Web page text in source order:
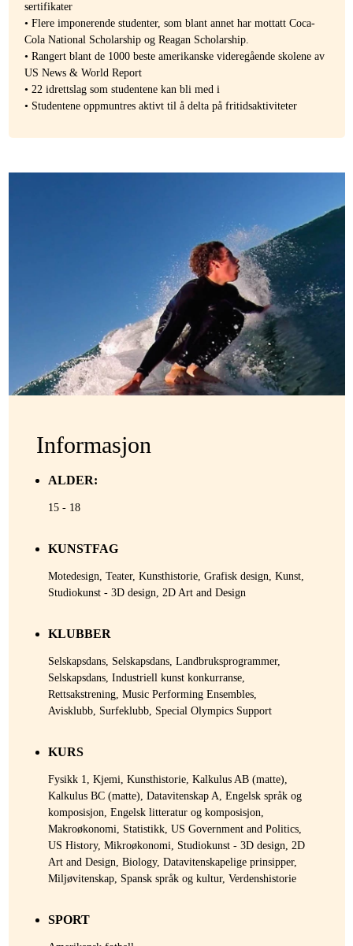
sertifikater
• Flere imponerende studenter, som blant annet har mottatt Coca-
Cola National Scholarship og Reagan Scholarship.
• Rangert blant de 1000 beste amerikanske videregående skolene av
US News & World Report
• 22 idrettslag som studentene kan bli med i
• Studentene oppmuntres aktivt til å delta på fritidsaktiviteter
Informasjon
ALDER:
15 - 18
KUNSTFAG
Motedesign, Teater, Kunsthistorie, Grafisk design, Kunst,
Studiokunst - 3D design, 2D Art and Design
KLUBBER
Selskapsdans, Selskapsdans, Landbruksprogrammer,
Selskapsdans, Industriell kunst konkurranse,
Rettsakstrening, Music Performing Ensembles,
Avisklubb, Surfeklubb, Special Olympics Support
KURS
Fysikk 1, Kjemi, Kunsthistorie, Kalkulus AB (matte),
Kalkulus BC (matte), Datavitenskap A, Engelsk språk og
komposisjon, Engelsk litteratur og komposisjon,
Makroøkonomi, Statistikk, US Government and Politics,
US History, Mikroøkonomi, Studiokunst - 3D design, 2D
Art and Design, Biology, Datavitenskapelige prinsipper,
Miljøvitenskap, Spansk språk og kultur, Verdenshistorie
SPORT